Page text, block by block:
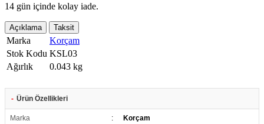
14 gün içinde kolay iade.
Açıklama Taksit
Marka
Korçam
Stok Kodu KSL03
Ağırlık
0.043 kg
- Ürün Özellikleri
Marka : Korçam